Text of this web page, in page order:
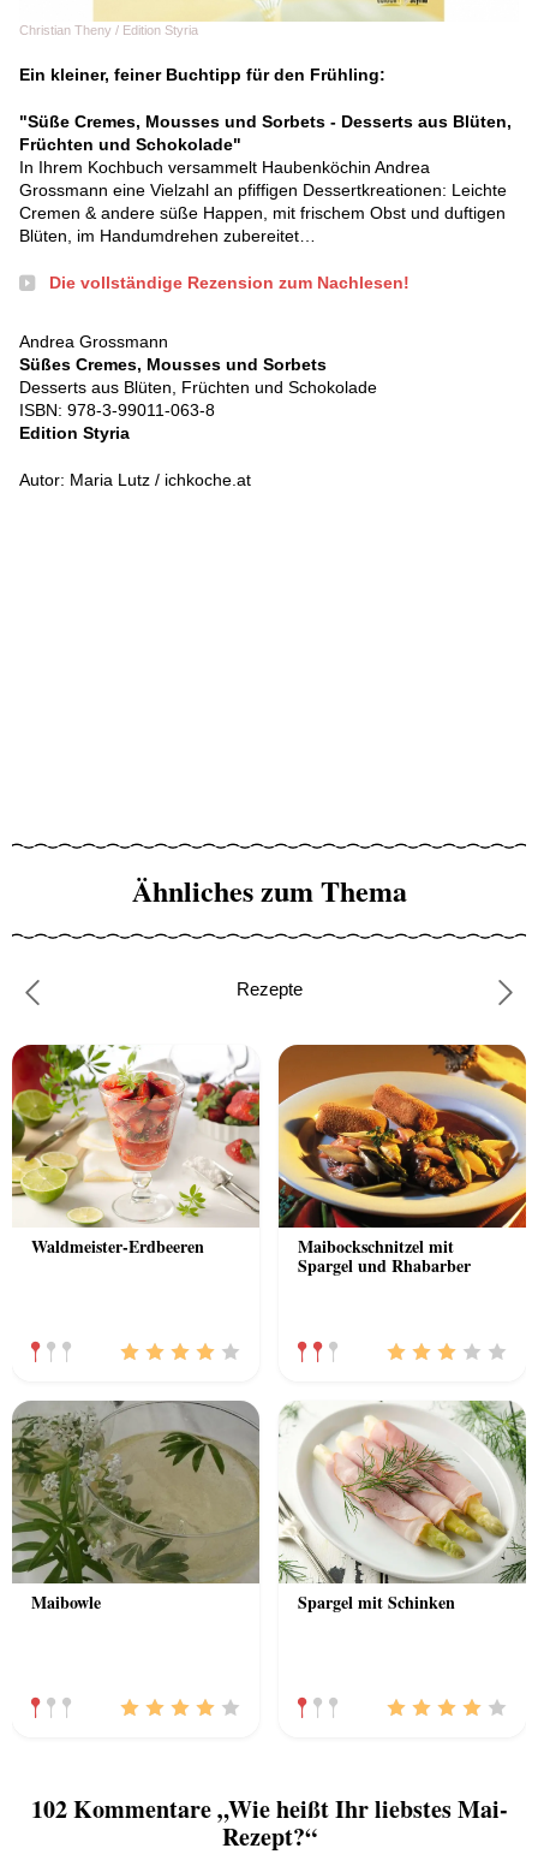
Christian Theny / Edition Styria
Ein kleiner, feiner Buchtipp für den Frühling:
"Süße Cremes, Mousses und Sorbets - Desserts aus Blüten,
Früchten und Schokolade"
In Ihrem Kochbuch versammelt Haubenköchin Andrea
Grossmann eine Vielzahl an pfiffigen Dessertkreationen: Leichte
Cremen & andere süße Happen, mit frischem Obst und duftigen
Blüten, im Handumdrehen zubereitet…
Die vollständige Rezension zum Nachlesen!
Andrea Grossmann
Süßes Cremes, Mousses und Sorbets
Desserts aus Blüten, Früchten und Schokolade
ISBN: 978-3-99011-063-8
Edition Styria
Autor: Maria Lutz / ichkoche.at
Ähnliches zum Thema
Rezepte
Waldmeister-Erdbeeren Maibockschnitzel mit
Spargel und Rhabarber
Maibowle Spargel mit Schinken
102 Kommentare „Wie heißt Ihr liebstes Mai-
Rezept?“